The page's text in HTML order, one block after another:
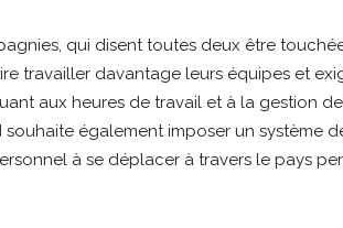
qui disent toutes deux être
travailler davantage leurs équipes et
aux heures de travail et à la gestion
souhaite également imposer un système
à se déplacer à travers le pays